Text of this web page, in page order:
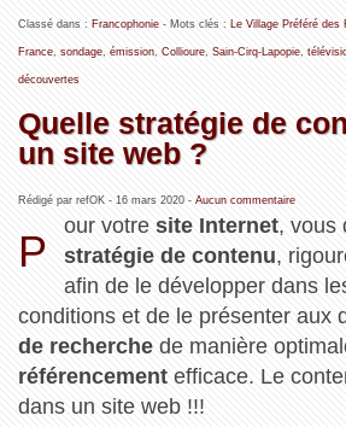
Classé dans : Francophonie- Mots clés : Le Village Préféré des
France, sondage, émission, Collioure, Sain-Cirq-Lapopie,
découvertes
Quelle stratégie de
un site web ?
Rédigé par refOK - 16 mars 2020- Aucun commentaire
P
our votresite Internet, vous
stratégie de contenu,
afin de le développer dans
conditions et de le présenter aux
de recherchede manière
référencementefficace. Le
dans un site web !!!